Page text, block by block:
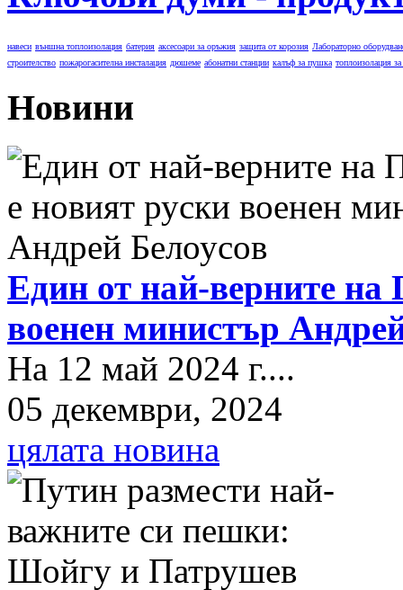
навеси външна топлоизолация батерия аксесоари за оръжия защита от корозия Лабораторно
строителство пожарогасителна инсталация дюшеме абонатни станции калъф за пушка топлоизолация
Новини
Един от най-верните на
военен министър
На 12 май 2024 г....
05 декември, 2024
цялата новина